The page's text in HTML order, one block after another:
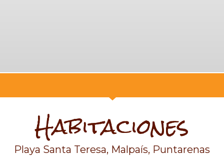
Habitaciones
Playa Santa Teresa, Malpaís, Puntarenas